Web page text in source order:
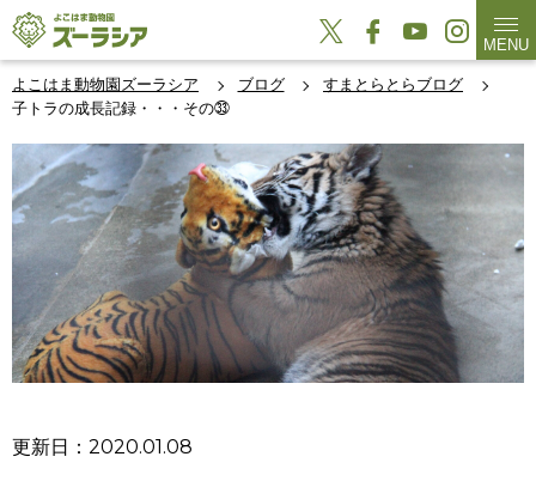
MENU
よこはま動物園ズーラシア ブログ
すまとらとらブログ
子トラの成長記録・・・その㉝
更新日：2020.01.08